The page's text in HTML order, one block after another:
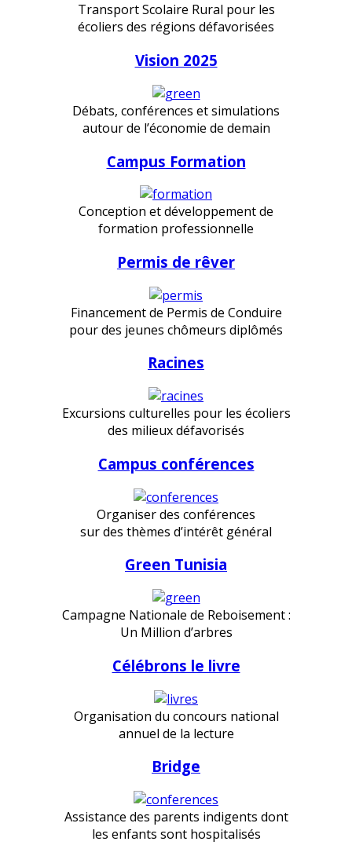
Transport Scolaire Rural pour les
écoliers des régions défavorisées
Vision 2025
Débats, conférences et simulations
autour de l’économie de demain
Campus Formation
Conception et développement de
formation professionnelle
Permis de rêver
Financement de Permis de Conduire
pour des jeunes chômeurs diplômés
Racines
Excursions culturelles pour les écoliers
des milieux défavorisés
Campus conférences
Organiser des conférences
sur des thèmes d’intérêt général
Green Tunisia
Campagne Nationale de Reboisement :
Un Million d’arbres
Célébrons le livre
Organisation du concours national
annuel de la lecture
Bridge
Assistance des parents indigents dont
les enfants sont hospitalisés